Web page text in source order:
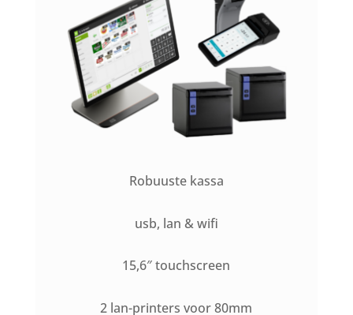
Robuuste kassa
usb, lan & wifi
15,6″ touchscreen
2 lan-printers voor 80mm